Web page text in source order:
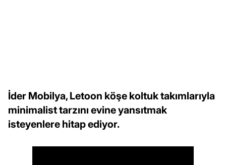
İder Mobilya, Letoon köşe koltuk takımlarıyla
minimalist tarzını evine yansıtmak
isteyenlere hitap ediyor.